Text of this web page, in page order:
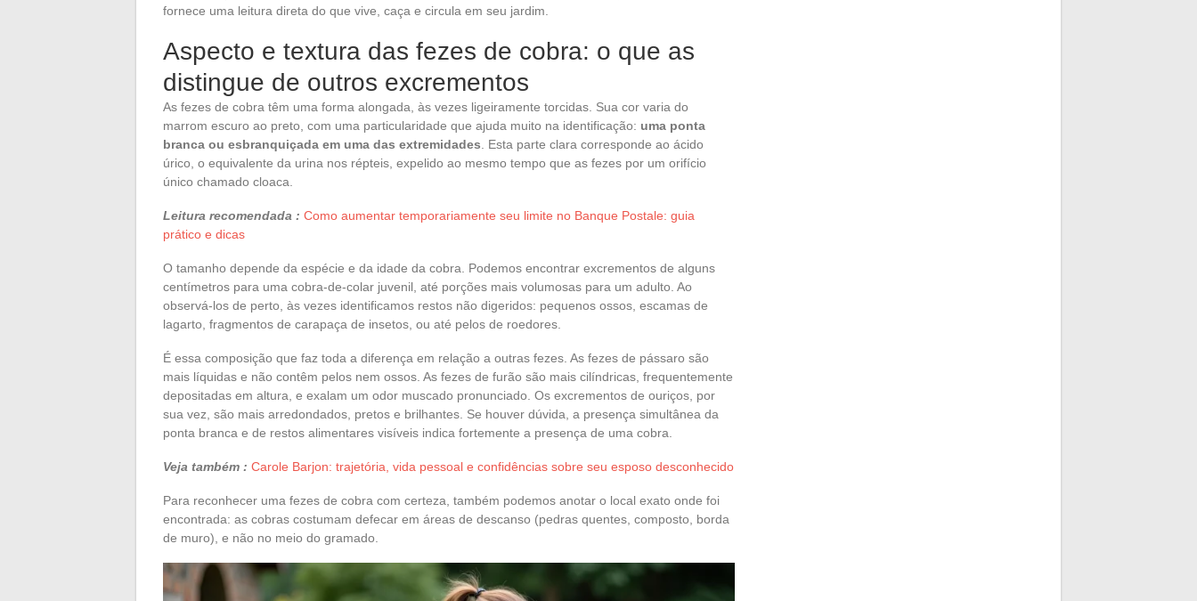
fornece uma leitura direta do que vive, caça e circula em seu jardim.
Aspecto e textura das fezes de cobra: o que as
distingue de outros excrementos
As fezes de cobra têm uma forma alongada, às vezes ligeiramente torcidas. Sua cor varia do
marrom escuro ao preto, com uma particularidade que ajuda muito na identificação: uma ponta
branca ou esbranquiçada em uma das extremidades . Esta parte clara corresponde ao ácido
úrico, o equivalente da urina nos répteis, expelido ao mesmo tempo que as fezes por um orifício
único chamado cloaca.
Leitura recomendada : Como aumentar temporariamente seu limite no Banque Postale: guia
prático e dicas
O tamanho depende da espécie e da idade da cobra. Podemos encontrar excrementos de alguns
centímetros para uma cobra-de-colar juvenil, até porções mais volumosas para um adulto. Ao
observá-los de perto, às vezes identificamos restos não digeridos: pequenos ossos, escamas de
lagarto, fragmentos de carapaça de insetos, ou até pelos de roedores.
É essa composição que faz toda a diferença em relação a outras fezes. As fezes de pássaro são
mais líquidas e não contêm pelos nem ossos. As fezes de furão são mais cilíndricas, frequentemente
depositadas em altura, e exalam um odor muscado pronunciado. Os excrementos de ouriços, por
sua vez, são mais arredondados, pretos e brilhantes. Se houver dúvida, a presença simultânea da
ponta branca e de restos alimentares visíveis indica fortemente a presença de uma cobra.
Veja também : Carole Barjon: trajetória, vida pessoal e confidências sobre seu esposo desconhecido
Para reconhecer uma fezes de cobra com certeza, também podemos anotar o local exato onde foi
encontrada: as cobras costumam defecar em áreas de descanso (pedras quentes, composto, borda
de muro), e não no meio do gramado.